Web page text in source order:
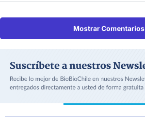
Mostrar Comentarios